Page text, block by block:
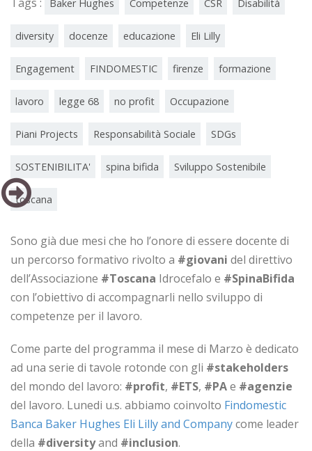
Baker Hughes Competenze CSR Disabilità
diversity docenze educazione Eli Lilly
Engagement FINDOMESTIC firenze formazione
lavoro legge 68 no profit Occupazione
Piani Projects Responsabilità Sociale SDGs
SOSTENIBILITA' spina bifida Sviluppo Sostenibile
toscana
Sono già due mesi che ho l’onore di essere docente di
un percorso formativo rivolto a #giovani del direttivo
dell’Associazione #Toscana Idrocefalo e #SpinaBifida
con l’obiettivo di accompagnarli nello sviluppo di
competenze per il lavoro.
Come parte del programma il mese di Marzo è dedicato
ad una serie di tavole rotonde con gli #stakeholders
del mondo del lavoro: #profit, #ETS, #PAe #agenzie
del lavoro. Lunedi u.s. abbiamo coinvolto Findomestic
Banca Baker Hughes Eli Lilly and Companycome leader
della #diversityand #inclusion.